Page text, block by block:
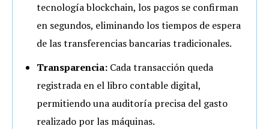
tecnología blockchain, los pagos se confirman
en segundos, eliminando los tiempos de espera
de las transferencias bancarias tradicionales.
Transparencia: Cada transacción queda
registrada en el libro contable digital,
permitiendo una auditoría precisa del gasto
realizado por las máquinas.